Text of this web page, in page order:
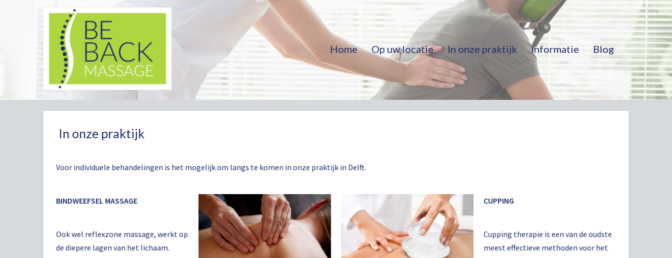
Home Op uw locatie In onze praktijk Informatie Blog
In onze praktijk
Voor individuele behandelingen is het mogelijk om langs te komen in onze praktijk in Delft.
BINDWEEFSEL MASSAGE
Ook wel reflexzone massage, werkt op
de diepere lagen van het lichaam.
CUPPING
Cupping therapie is een van de oudste
meest effectieve methoden voor het